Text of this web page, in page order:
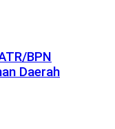
BPN
Daerah